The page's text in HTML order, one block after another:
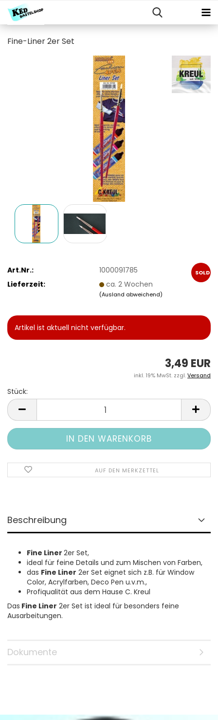
Fine-Liner 2er Set
SOLD
Art.Nr.:
1000091785
Lieferzeit:
ca. 2 Wochen
(Ausland abweichend)
Artikel ist aktuell nicht verfügbar.
3,49 EUR
inkl. 19% MwSt. zzgl.Versand
Stück:
Stück
AUF DEN MERKZETTEL
Beschreibung
Fine Liner 2er Set,
ideal für feine Details und zum Mischen von Farben,
das Fine Liner 2er Set eignet sich z.B. für Window
Color, Acrylfarben, Deco Pen u.v.m.,
Profiqualität aus dem Hause C. Kreul
Das Fine Liner 2er Set ist ideal für besonders feine
Ausarbeitungen.
Dokumente